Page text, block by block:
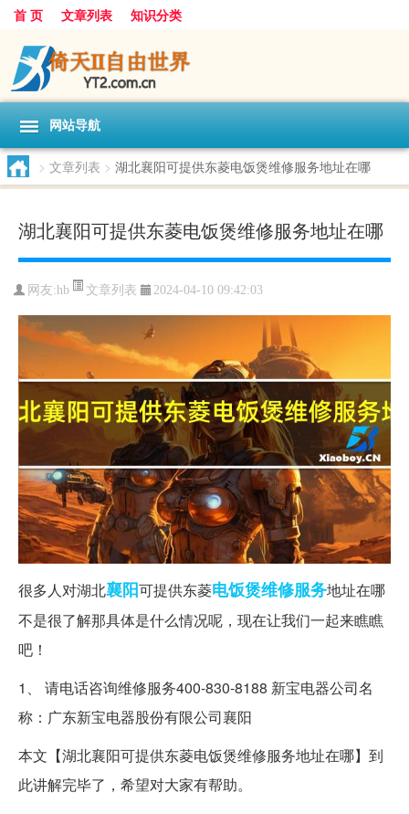
首 页 文章列表 知识分类
网站导航
> 文章列表 > 湖北襄阳可提供东菱电饭煲维修服务地址在哪
湖北襄阳可提供东菱电饭煲维修服务地址在哪
网友:hb 文章列表 2024-04-10 09:42:03
很多人对湖北襄阳可提供东菱电饭煲维修服务地址在哪
不是很了解那具体是什么情况呢，现在让我们一起来瞧瞧
吧！
1、 请电话咨询维修服务400-830-8188 新宝电器公司名
称：广东新宝电器股份有限公司襄阳
本文【湖北襄阳可提供东菱电饭煲维修服务地址在哪】到
此讲解完毕了，希望对大家有帮助。